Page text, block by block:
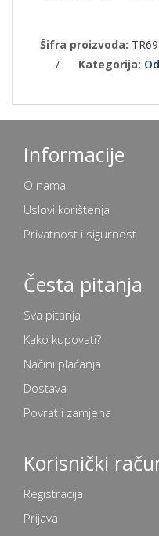
Šifra proizvoda:
/
Kategorija:
Informacije
O nama
Uslovi korištenja
Privatnost i sigurnost
Česta pitanja
Sva pitanja
Kako kupovati?
Načini plaćanja
Dostava
Povrat i zamjena
Korisnički
Registracija
Prijava